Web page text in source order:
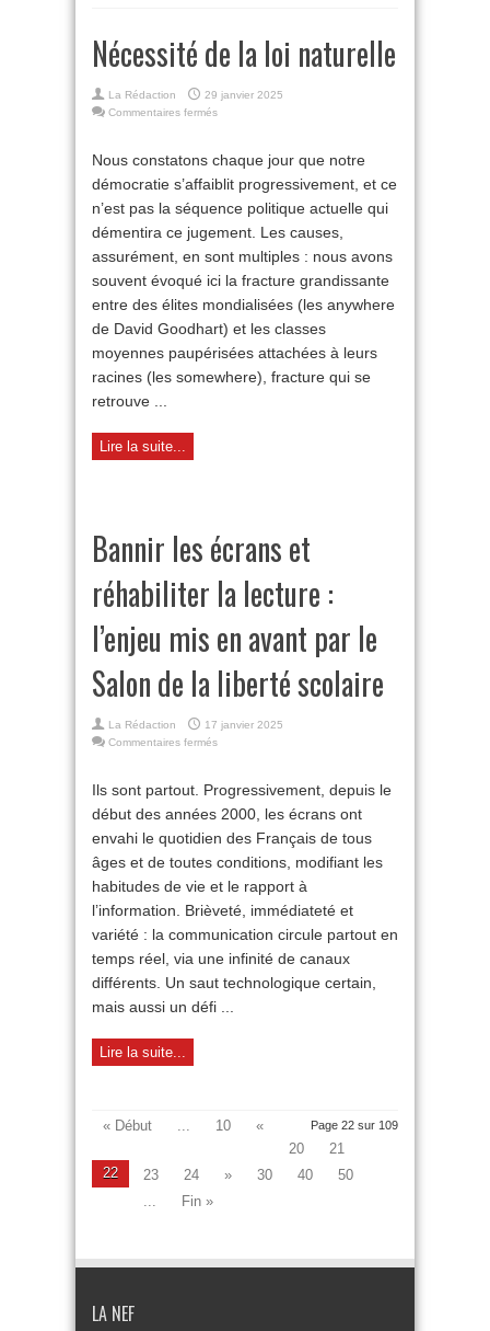
Nécessité de la loi naturelle
La Rédaction
29 janvier 2025
Commentaires fermés
la
loi
Nous constatons chaque jour que notre
démocratie s’affaiblit progressivement, et ce
n’est pas la séquence politique actuelle qui
démentira ce jugement. Les causes,
assurément, en sont multiples : nous avons
souvent évoqué ici la fracture grandissante
entre des élites mondialisées (les anywhere
de David Goodhart) et les classes
moyennes paupérisées attachées à leurs
racines (les somewhere), fracture qui se
retrouve ...
Lire la suite...
Bannir les écrans et
réhabiliter la lecture :
l’enjeu mis en avant par le
Salon de la liberté scolaire
La Rédaction
17 janvier 2025
Commentaires fermés
écrans
et
la
lecture :
l’enjeu
en
avant
par
Salon
Ils sont partout. Progressivement, depuis le
début des années 2000, les écrans ont
envahi le quotidien des Français de tous
âges et de toutes conditions, modifiant les
habitudes de vie et le rapport à
l’information. Brièveté, immédiateté et
variété : la communication circule partout en
temps réel, via une infinité de canaux
différents. Un saut technologique certain,
mais aussi un défi ...
Lire la suite...
Page 22 sur 109
« Début ... 10
«
20
21
22
23 24 » 30 40
50
...
Fin »
LA NEF